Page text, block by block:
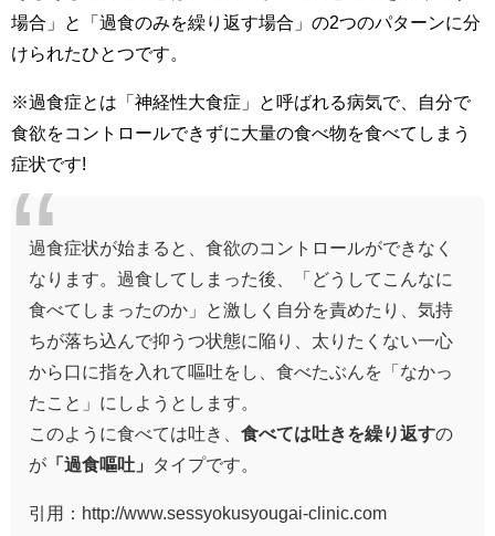
場合」と「過食のみを繰り返す場合」の2つのパターンに分
けられたひとつです。
※過食症とは「神経性大食症」と呼ばれる病気で、自分で
食欲をコントロールできずに大量の食べ物を食べてしまう
症状です!
過食症状が始まると、食欲のコントロールができなく
なります。過食してしまった後、「どうしてこんなに
食べてしまったのか」と激しく自分を責めたり、気持
ちが落ち込んで抑うつ状態に陥り、太りたくない一心
から口に指を入れて嘔吐をし、食べたぶんを「なかっ
たこと」にしようとします。
このように食べては吐き、 食べては吐きを繰り返すの
が 「過食嘔吐」 タイプです。
引用：http://www.sessyokusyougai-clinic.com